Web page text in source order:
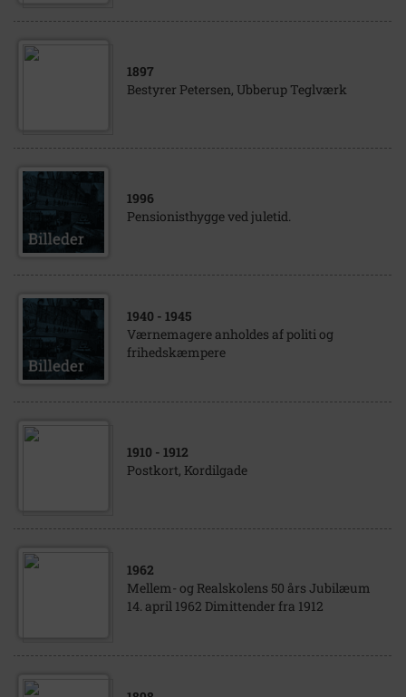
1897
Bestyrer Petersen, Ubberup Teglværk
1996
Pensionisthygge ved juletid.
1940 - 1945
Værnemagere anholdes af politi og
frihedskæmpere
1910 - 1912
Postkort, Kordilgade
1962
Mellem- og Realskolens 50 års Jubilæum
14. april 1962 Dimittender fra 1912